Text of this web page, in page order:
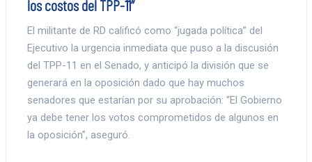
los costos del TPP-11”
El militante de RD calificó como “jugada política” del
Ejecutivo la urgencia inmediata que puso a la discusión
del TPP-11 en el Senado, y anticipó la división que se
generará en la oposición dado que hay muchos
senadores que estarían por su aprobación: “El Gobierno
ya debe tener los votos comprometidos de algunos en
la oposición”, aseguró.